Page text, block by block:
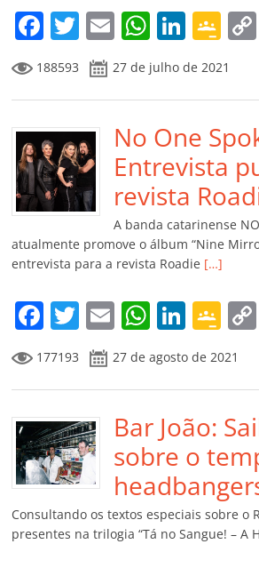
m
F
a
c
e
b
o
o
k
T
w
itt
er
E
m
ai
l
W
h
at
s
A
p
p
Li
n
k
e
dI
n
G
o
o
gl
e
Cl
a
ss
ro
o
m
188593 27 de julho de 2021
No One
Entrevista
revista
A banda catarinense
atualmente promove o álbum “Nine
entrevista para a revista Roadie […]
F
a
c
e
b
o
o
k
T
w
itt
er
E
m
ai
l
W
at
s
A
p
p
Li
n
k
e
dI
n
G
o
o
gl
e
Cl
a
ss
ro
177193 27 de agosto de 2021
Bar João:
sobre o
Consultando os textos especiais sobre o
presentes na trilogia “Tá no Sangue! – A